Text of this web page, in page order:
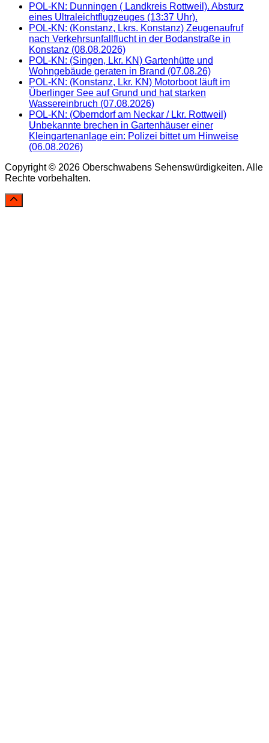
POL-KN: Dunningen ( Landkreis Rottweil). Absturz
eines Ultraleichtflugzeuges (13:37 Uhr).
POL-KN: (Konstanz, Lkrs. Konstanz) Zeugenaufruf
nach Verkehrsunfallflucht in der Bodanstraße in
Konstanz (08.08.2026)
POL-KN: (Singen, Lkr. KN) Gartenhütte und
Wohngebäude geraten in Brand (07.08.26)
POL-KN: (Konstanz, Lkr. KN) Motorboot läuft im
Überlinger See auf Grund und hat starken
Wassereinbruch (07.08.2026)
POL-KN: (Oberndorf am Neckar / Lkr. Rottweil)
Unbekannte brechen in Gartenhäuser einer
Kleingartenanlage ein: Polizei bittet um Hinweise
(06.08.2026)
Copyright © 2026 Oberschwabens Sehenswürdigkeiten. Alle
Rechte vorbehalten.